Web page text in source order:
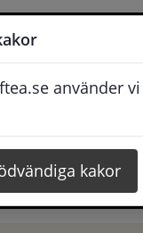
använder
kakor
du skicka in
i dina
möjligt för att vi
så snart som
eller beröm gör